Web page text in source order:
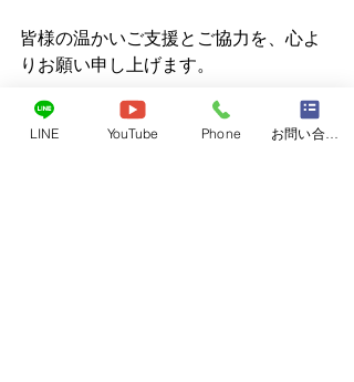
皆様の温かいご支援とご協力を、心よ
りお願い申し上げます。
LINE YouTube Phone お問い合わせフォーム